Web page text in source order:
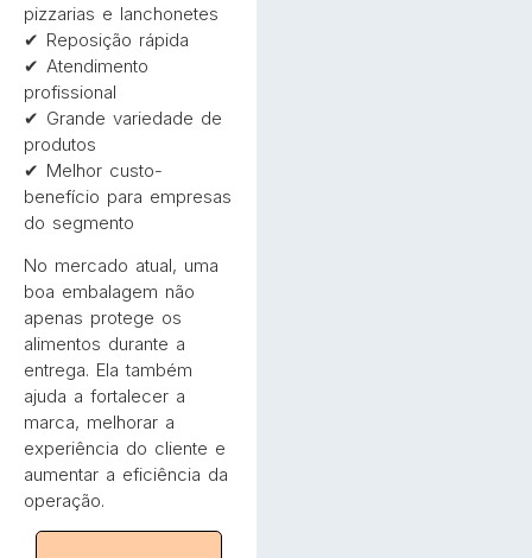
pizzarias e lanchonetes
✔ Reposição rápida
✔ Atendimento
profissional
✔ Grande variedade de
produtos
✔ Melhor custo-
benefício para empresas
do segmento
No mercado atual, uma
boa embalagem não
apenas protege os
alimentos durante a
entrega. Ela também
ajuda a fortalecer a
marca, melhorar a
experiência do cliente e
aumentar a eficiência da
operação.